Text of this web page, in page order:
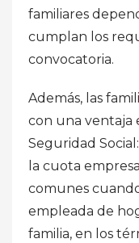
familiares
cumplan los
convocatoria.
Además, las
con una ventaja
Seguridad
la cuota
comunes
empleada de
familia, en los